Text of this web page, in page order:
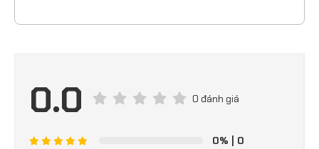
0.0 0 đánh giá
0% | 0